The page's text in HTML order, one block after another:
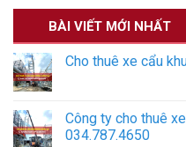
BÀI VIẾT MỚI NHẤT
Cho thuê xe cẩu
Công ty cho thuê
034.787.4650